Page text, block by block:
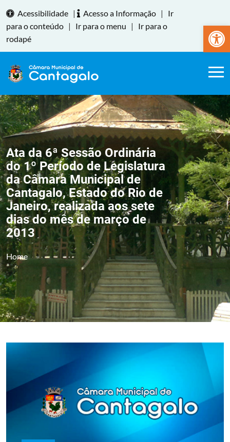
Abrir
Acessibilidade | Acesso a Informação |
Ir
para o conteúdo | Ir para o menu |
Ir para o
rodapé
Ata da 6ª Sessão Ordinária
do 1º Período de Legislatura
da Câmara Municipal de
Cantagalo, Estado do Rio de
Janeiro, realizada aos sete
dias do mês de março de
2013
Home